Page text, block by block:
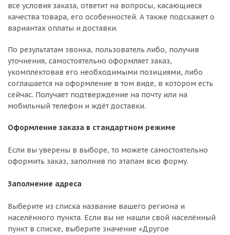
все условия заказа, ответит на вопросы, касающиеся
качества товара, его особенностей. А также подскажет о
вариантах оплаты и доставки.
По результатам звонка, пользователь либо, получив
уточнения, самостоятельно оформляет заказ,
укомплектовав его необходимыми позициями, либо
соглашается на оформление в том виде, в котором есть
сейчас. Получает подтверждение на почту или на
мобильный телефон и ждёт доставки.
Оформление заказа в стандартном режиме
Если вы уверены в выборе, то можете самостоятельно
оформить заказ, заполнив по этапам всю форму.
Заполнение адреса
Выберите из списка название вашего региона и
населённого пункта. Если вы не нашли свой населённый
пункт в списке, выберите значение «Другое